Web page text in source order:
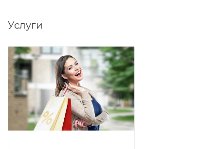
Услуги